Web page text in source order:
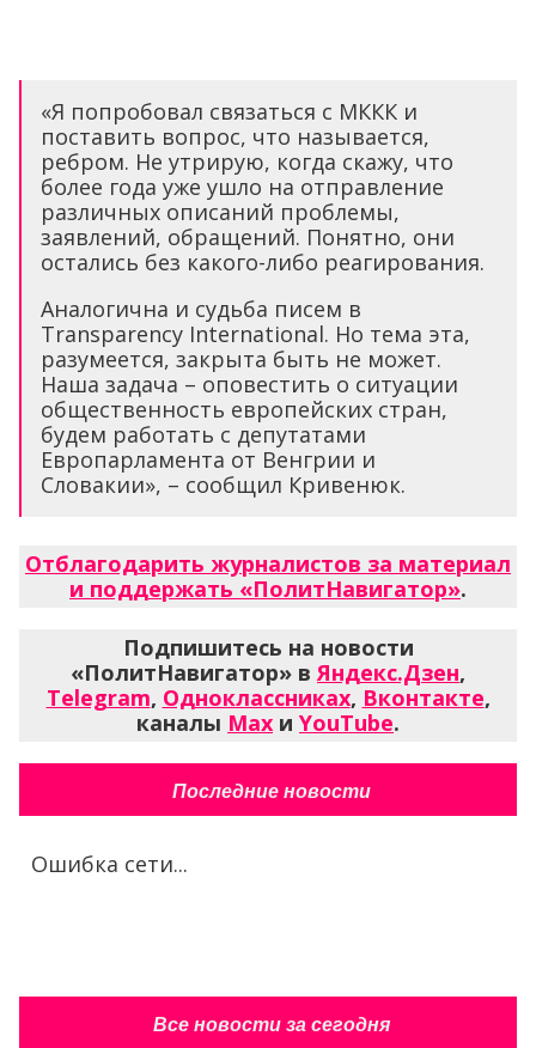
«Я попробовал связаться с МККК и
поставить вопрос, что называется,
ребром. Не утрирую, когда скажу, что
более года уже ушло на отправление
различных описаний проблемы,
заявлений, обращений. Понятно, они
остались без какого-либо реагирования.
Аналогична и судьба писем в
Transparency International. Но тема эта,
разумеется, закрыта быть не может.
Наша задача – оповестить о ситуации
общественность европейских стран,
будем работать с депутатами
Европарламента от Венгрии и
Словакии», – сообщил Кривенюк.
Отблагодарить журналистов за материал
и поддержать «ПолитНавигатор».
Подпишитесь на новости
«ПолитНавигатор» вЯндекс.Дзен,
Telegram, Одноклассниках, Вконтакте,
каналы Max и YouTube.
Последние новости
Ошибка сети...
Все новости за сегодня